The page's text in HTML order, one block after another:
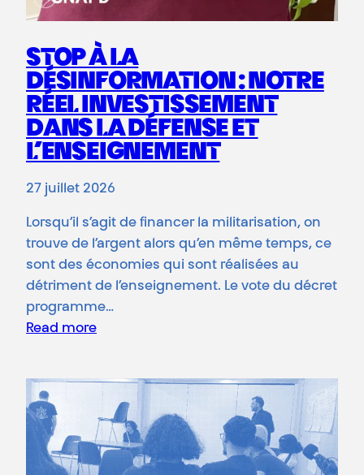
STOP À LA
DÉSINFORMATION : NOTRE
RÉEL INVESTISSEMENT
DANS LA DÉFENSE ET
L’ENSEIGNEMENT
27 juillet 2026
Lorsqu’il s’agit de financer la militarisation, on
trouve de l’argent alors qu’en même temps, ce
sont des économies qui sont réalisées au
détriment de l’enseignement. Le vote du décret
programme…
Read more